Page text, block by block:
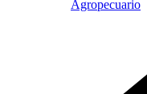
Agropecuario